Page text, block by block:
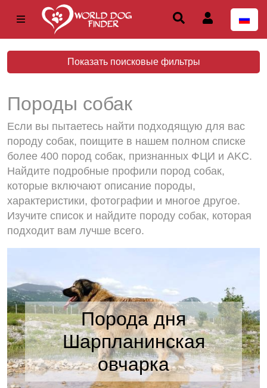
Показать поисковые фильтры
Породы собак
Если вы пытаетесь найти подходящую для вас
породу собак, поищите в нашем полном списке
более 400 пород собак, признанных ФЦИ и AKC.
Найдите подробные профили пород собак,
которые включают описание породы,
характеристики, фотографии и многое другое.
Изучите список и найдите породу собак, которая
подходит вам лучше всего.
Порода дня
Шарпланинская
овчарка